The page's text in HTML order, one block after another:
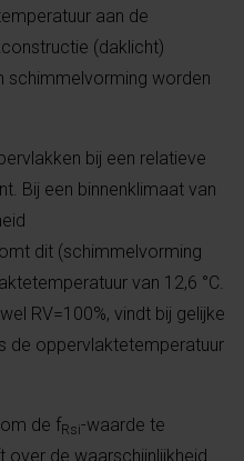
aan de
(daklicht)
schimmelvorming worden
bij een relatieve
Bij een binnenklimaat van
dit (schimmelvorming
van 12,6 °C.
RV=100%, vindt bij gelijke
de oppervlaktetemperatuur
de fRsi-waarde te
over de waarschijnlijkheid